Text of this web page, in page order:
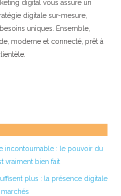
digital vous assure un
digitale sur-mesure,
uniques. Ensemble,
moderne et connecté, prêt à
incontournable : le pouvoir du
vraiment bien fait
plus : la présence digitale